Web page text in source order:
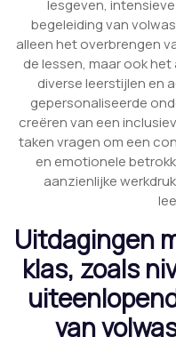
lesgeven,
begeleiding van
alleen het overbrengen
de lessen, maar ook
diverse leerstijlen en
gepersonaliseerde
creëren van een
taken vragen om een
en emotionele
aanzienlijke
Uitdagingen
klas, zoals
van